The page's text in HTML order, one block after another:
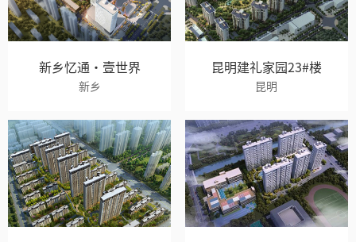
新乡忆通·壹世界
新乡
昆明建礼家园23#楼
昆明